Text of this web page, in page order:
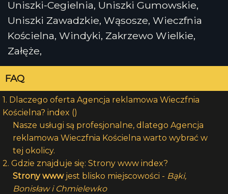
Uniszki-Cegielnia, Uniszki Gumowskie,
Uniszki Zawadzkie, Wąsosze, Wieczfnia
Kościelna, Windyki, Zakrzewo Wielkie,
Załęże,
FAQ
1. Dlaczego oferta Agencja reklamowa Wieczfnia
Kościelna? index ()
Nasze usługi są profesjonalne, dlatego Agencja
reklamowa Wieczfnia Kościelna warto wybrać w
tej okolicy.
2. Gdzie znajduje się: Strony www index?
Strony www jest blisko miejscowości - Bąki,
Bonisław i Chmielewko